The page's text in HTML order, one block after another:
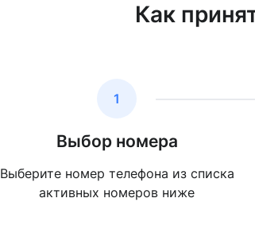
Как
1
Выбор номера
Выберите номер телефона из списка
активных номеров ниже